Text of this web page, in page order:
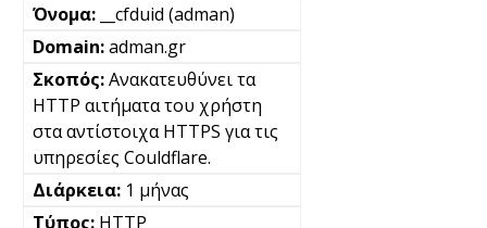
__cfduid (adman)
adman.gr
Ανακατευθύνει τα
HTTP αιτήματα του χρήστη
στα αντίστοιχα HTTPS για τις
υπηρεσίες Couldflare.
1 μήνας
HTTP